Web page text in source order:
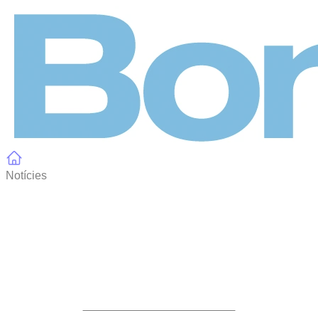
Notícies